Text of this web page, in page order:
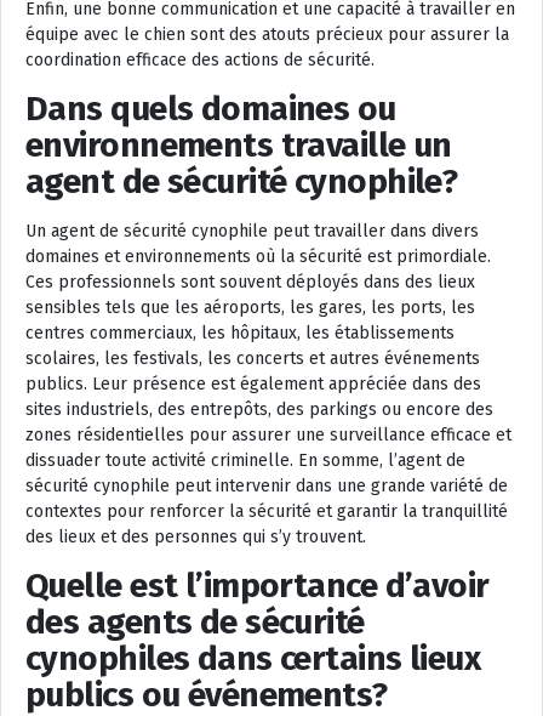
Enfin, une bonne communication et une capacité à travailler en
équipe avec le chien sont des atouts précieux pour assurer la
coordination efficace des actions de sécurité.
Dans quels domaines ou
environnements travaille un
agent de sécurité cynophile?
Un agent de sécurité cynophile peut travailler dans divers
domaines et environnements où la sécurité est primordiale.
Ces professionnels sont souvent déployés dans des lieux
sensibles tels que les aéroports, les gares, les ports, les
centres commerciaux, les hôpitaux, les établissements
scolaires, les festivals, les concerts et autres événements
publics. Leur présence est également appréciée dans des
sites industriels, des entrepôts, des parkings ou encore des
zones résidentielles pour assurer une surveillance efficace et
dissuader toute activité criminelle. En somme, l’agent de
sécurité cynophile peut intervenir dans une grande variété de
contextes pour renforcer la sécurité et garantir la tranquillité
des lieux et des personnes qui s’y trouvent.
Quelle est l’importance d’avoir
des agents de sécurité
cynophiles dans certains lieux
publics ou événements?